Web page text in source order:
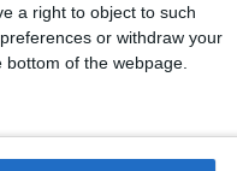
a right to object to such
or withdraw your
of the webpage.